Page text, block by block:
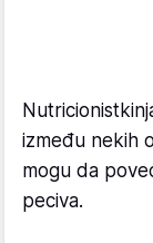
između nekih
mogu da
peciva.